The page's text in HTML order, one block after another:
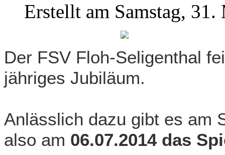
Erstellt am Samstag,
Der FSV Floh-Seligenthal
jähriges Jubiläum.
Anlässlich dazu gibt es am
also am 06.07.2014 das